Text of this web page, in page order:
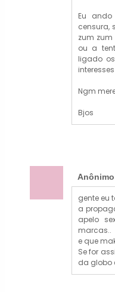
Eu
censura,
zum
ou a
ligado
Ngm
Bjos
Anônimo
gente eu
a
apelo
marcas..
e que
Se for
da globo